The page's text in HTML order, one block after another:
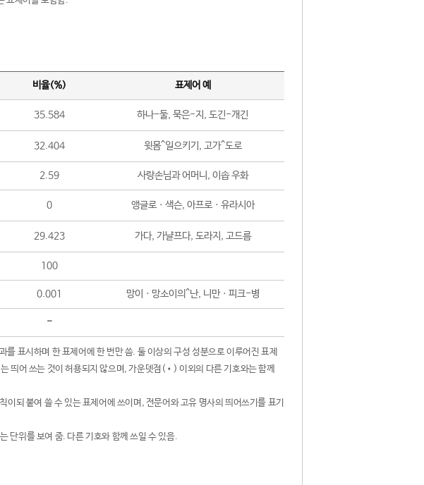
비율(%) 표제어 예
35.584 하나-둘, 묵은-지, 도긴-개긴
32.404 윗몸^일으키기, 고가^도로
2.59 사랑손님과 어머니, 이솝 우화
0 앵글로ㆍ색슨, 아프로ㆍ유라시아
29.423 가다, 가냘프다, 도라지, 고드름
100
0.001 망이ㆍ망소이의^난, 니만ㆍ피크-병
-
표시하며 한 표제어에 한 번만 씀. 둘 이상의 구성 성분으로 이루어진 표제
띄어 쓰는 것이 허용되지 않으며, 가운뎃점(•) 이외의 다른 기호와는 함께
되 붙여 쓸 수 있는 표제어에 쓰이며, 전문어와 고유 명사의 띄어쓰기를 표기
단위를 보여 줌. 다른 기호와 함께 쓰일 수 있음.